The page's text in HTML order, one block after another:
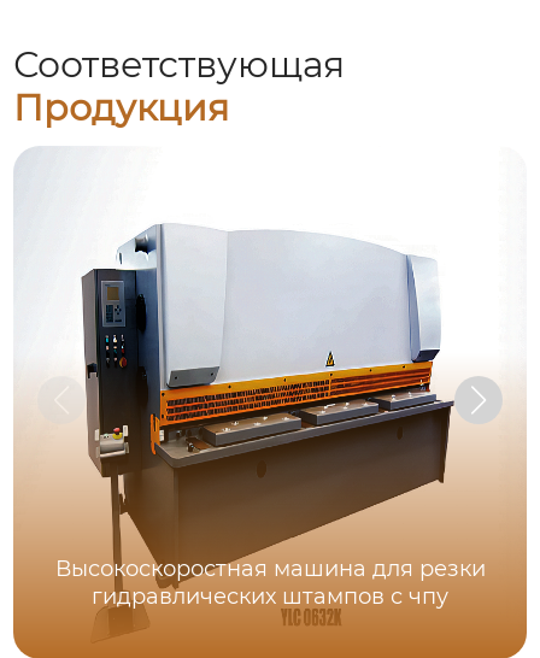
Соответствующая
Продукция
Высокоскоростная машина для резки
гидравлических штампов с чпу